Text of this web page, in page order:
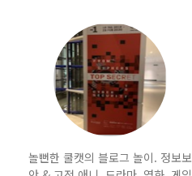
놀뻔한 쿨캣의 블로그 놀이. 정보보